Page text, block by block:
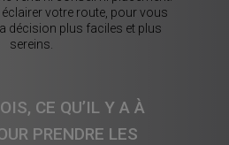
votre route, pour vous
décision plus faciles et plus
sereins.
CE QU’IL Y A À
PRENDRE LES